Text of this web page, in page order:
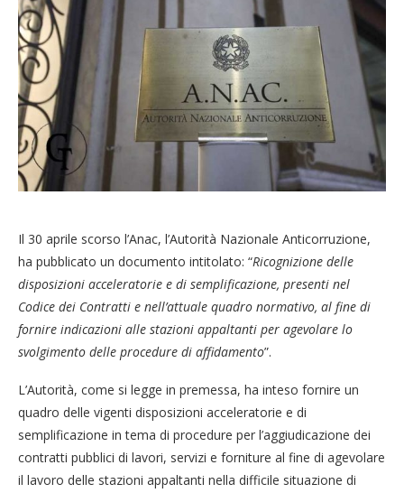
Il 30 aprile scorso l’Anac, l’Autorità Nazionale Anticorruzione,
ha pubblicato un documento intitolato: “Ricognizione delle
disposizioni acceleratorie e di semplificazione, presenti nel
Codice dei Contratti e nell’attuale quadro normativo, al fine di
fornire indicazioni alle stazioni appaltanti per agevolare lo
svolgimento delle procedure di affidamento”.
L’Autorità, come si legge in premessa, ha inteso fornire un
quadro delle vigenti disposizioni acceleratorie e di
semplificazione in tema di procedure per l’aggiudicazione dei
contratti pubblici di lavori, servizi e forniture al fine di agevolare
il lavoro delle stazioni appaltanti nella difficile situazione di